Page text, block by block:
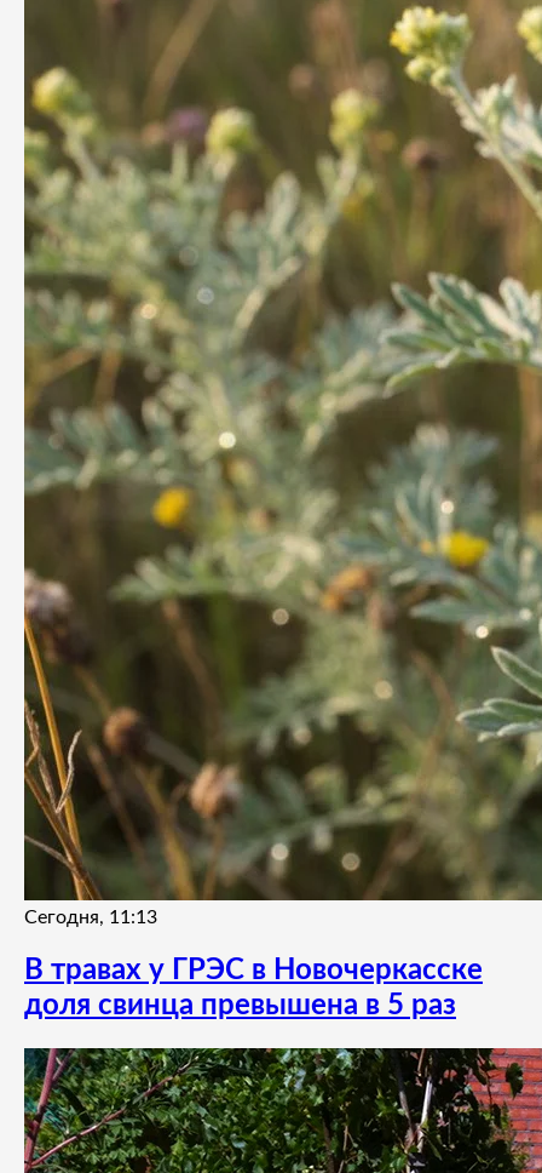
Сегодня, 11:13
В травах у ГРЭС в Новочеркасске
доля свинца превышена в 5 раз